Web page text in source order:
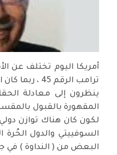
أمريكا اليوم تختلف عن
ينظرون إلى معادلة
المقهورة بالقبول
لكون كان هناك توازن
السوفييتي والدول
البعض من ( النداوة ) في